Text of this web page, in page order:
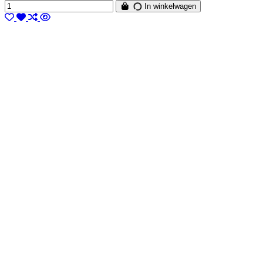
In winkelwagen